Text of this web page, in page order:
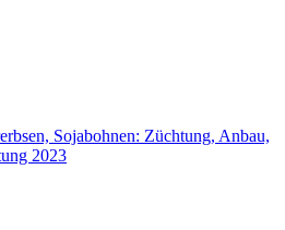
Sojabohnen: Züchtung, Anbau,
2023